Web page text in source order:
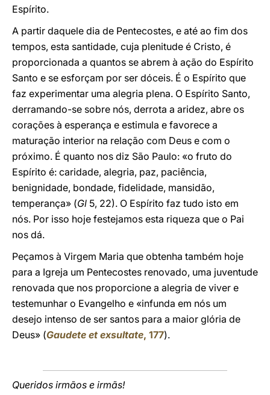
Espírito.
A partir daquele dia de Pentecostes, e até ao fim dos
tempos, esta santidade, cuja plenitude é Cristo, é
proporcionada a quantos se abrem à ação do Espírito
Santo e se esforçam por ser dóceis. É o Espírito que
faz experimentar uma alegria plena. O Espírito Santo,
derramando-se sobre nós, derrota a aridez, abre os
corações à esperança e estimula e favorece a
maturação interior na relação com Deus e com o
próximo. É quanto nos diz São Paulo: «o fruto do
Espírito é: caridade, alegria, paz, paciência,
benignidade, bondade, fidelidade, mansidão,
temperança» (Gl 5, 22). O Espírito faz tudo isto em
nós. Por isso hoje festejamos esta riqueza que o Pai
nos dá.
Peçamos à Virgem Maria que obtenha também hoje
para a Igreja um Pentecostes renovado, uma juventude
renovada que nos proporcione a alegria de viver e
testemunhar o Evangelho e «infunda em nós um
desejo intenso de ser santos para a maior glória de
Deus» (Gaudete et exsultate, 177).
Queridos irmãos e irmãs!